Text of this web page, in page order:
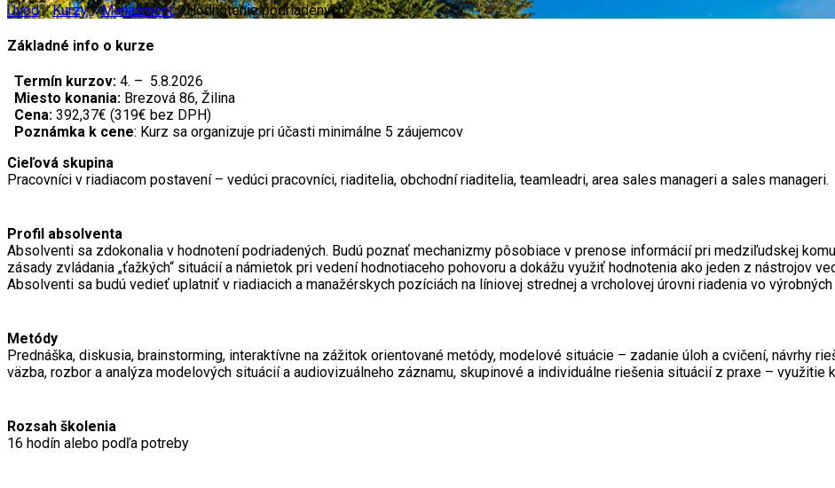
Úvod / Kurzy / Manažment / Hodnotenie podriadených
Základné info o kurze
Termín kurzov: 4. – 5.8.2026
Miesto konania: Brezová 86, Žilina
Cena: 392,37€ (319€ bez DPH)
Poznámka k cene: Kurz sa organizuje pri účasti minimálne 5 záujemcov
Cieľová skupina
Pracovníci v riadiacom postavení – vedúci pracovníci, riaditelia, obchodní riaditelia, teamleadri, area sales manageri a sales manageri.
Profil absolventa
Absolventi sa zdokonalia v hodnotení podriadených. Budú poznať mechanizmy pôsobiace v prenose informácií pri medziľudskej
zásady zvládania „ťažkých“ situácií a námietok pri vedení hodnotiaceho pohovoru a dokážu využiť hodnotenia ako jeden z nástrojov
Absolventi sa budú vedieť uplatniť v riadiacich a manažérskych pozíciách na líniovej strednej a vrcholovej úrovni riadenia vo
Metódy
Prednáška, diskusia, brainstorming, interaktívne na zážitok orientované metódy, modelové situácie – zadanie úloh a cvičení, návrhy
väzba, rozbor a analýza modelových situácií a audiovizuálneho záznamu, skupinové a individuálne riešenia situácií z praxe – využitie
Rozsah školenia
16 hodín alebo podľa potreby